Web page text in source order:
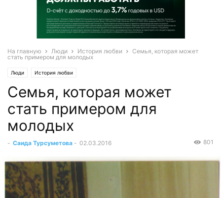
На главную Люди История любви
Семья, которая может
стать примером для молодых
Люди История любви
Семья, которая может
стать примером для
молодых
- Саида Турсуметова - 02.03.2016 801